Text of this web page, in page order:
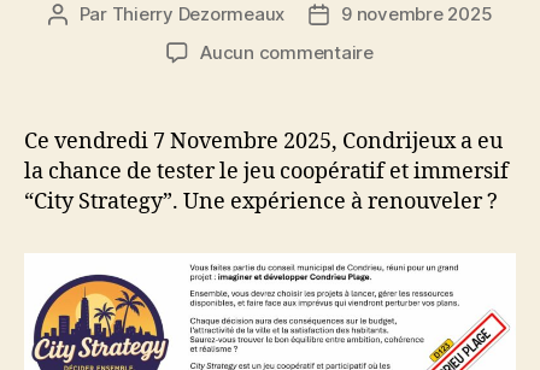
Auteur
Par Thierry Dezormeaux
Date9 novembre 2025
Aucun commentairesur
Strategy
–
Condrieu
Plage”
Ce vendredi 7 Novembre 2025, Condrijeux a eu
la chance de tester le jeu coopératif et immersif
“City Strategy”. Une expérience à renouveler ?